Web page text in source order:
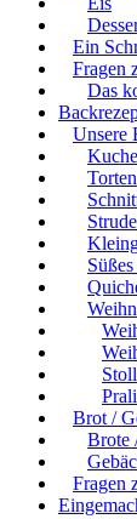
Ein
Fragen
Das
Unsere
Torten
Brot /
Brote
Fragen